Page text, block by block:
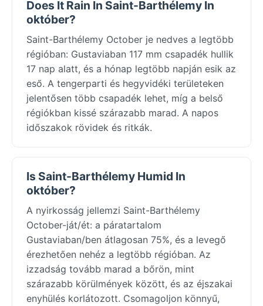
Does It Rain In Saint-Barthélemy In
október?
Saint-Barthélemy October je nedves a legtöbb
régióban: Gustaviaban 117 mm csapadék hullik
17 nap alatt, és a hónap legtöbb napján esik az
eső. A tengerparti és hegyvidéki területeken
jelentősen több csapadék lehet, míg a belső
régiókban kissé szárazabb marad. A napos
időszakok rövidek és ritkák.
Is Saint-Barthélemy Humid In
október?
A nyirkosság jellemzi Saint-Barthélemy
October-ját/ét: a páratartalom
Gustaviaban/ben átlagosan 75%, és a levegő
érezhetően nehéz a legtöbb régióban. Az
izzadság tovább marad a bőrön, mint
szárazabb körülmények között, és az éjszakai
enyhülés korlátozott. Csomagoljon könnyű,